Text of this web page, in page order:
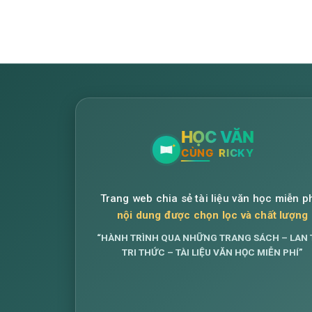
Trang web chia sẻ tài liệu văn học miễn
nội dung được chọn lọc và chất lượng
“HÀNH TRÌNH QUA NHỮNG TRANG SÁCH – LAN
TRI THỨC – TÀI LIỆU VĂN HỌC MIỄN PHÍ”